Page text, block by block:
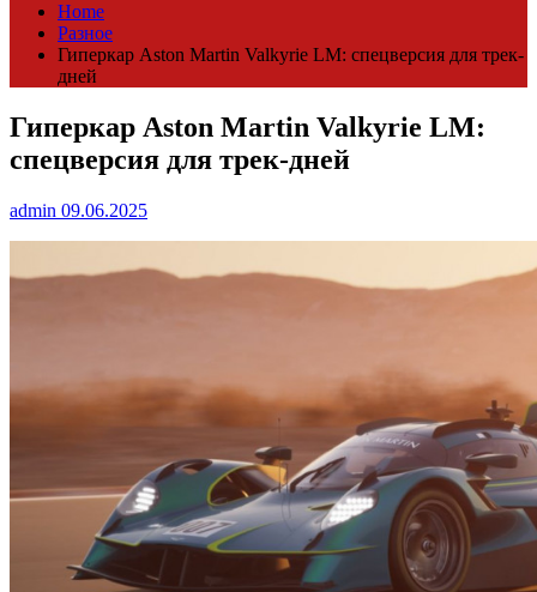
Home
Разное
Гиперкар Aston Martin Valkyrie LM: спецверсия для трек-
дней
Гиперкар Aston Martin Valkyrie LM:
спецверсия для трек-дней
admin 09.06.2025